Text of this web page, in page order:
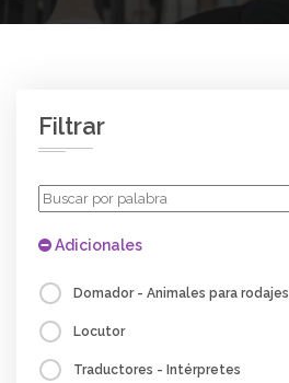
Filtrar
Adicionales
Domador - Animales para rodajes
Locutor
Traductores - Intérpretes